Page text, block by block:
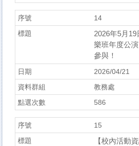
14
2026年5月
樂班年度公
參與！
2026/04/21
教務處
586
15
【校內活動